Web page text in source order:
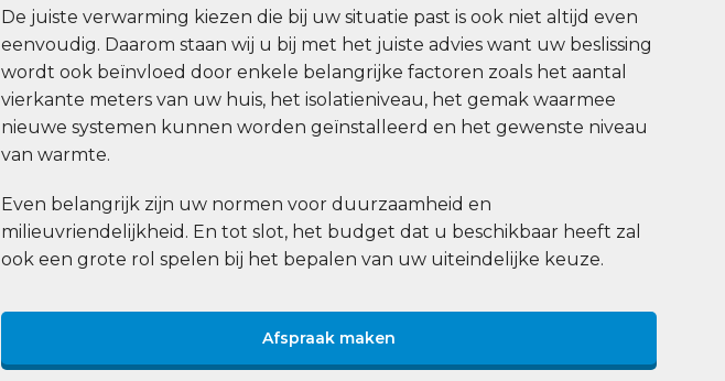
De juiste verwarming kiezen die bij uw situatie past is ook niet altijd even
eenvoudig. Daarom staan wij u bij met het juiste advies want uw beslissing
wordt ook beïnvloed door enkele belangrijke factoren zoals het aantal
vierkante meters van uw huis, het isolatieniveau, het gemak waarmee
nieuwe systemen kunnen worden geïnstalleerd en het gewenste niveau
van warmte.
Even belangrijk zijn uw normen voor duurzaamheid en
milieuvriendelijkheid. En tot slot, het budget dat u beschikbaar heeft zal
ook een grote rol spelen bij het bepalen van uw uiteindelijke keuze.
Afspraak maken